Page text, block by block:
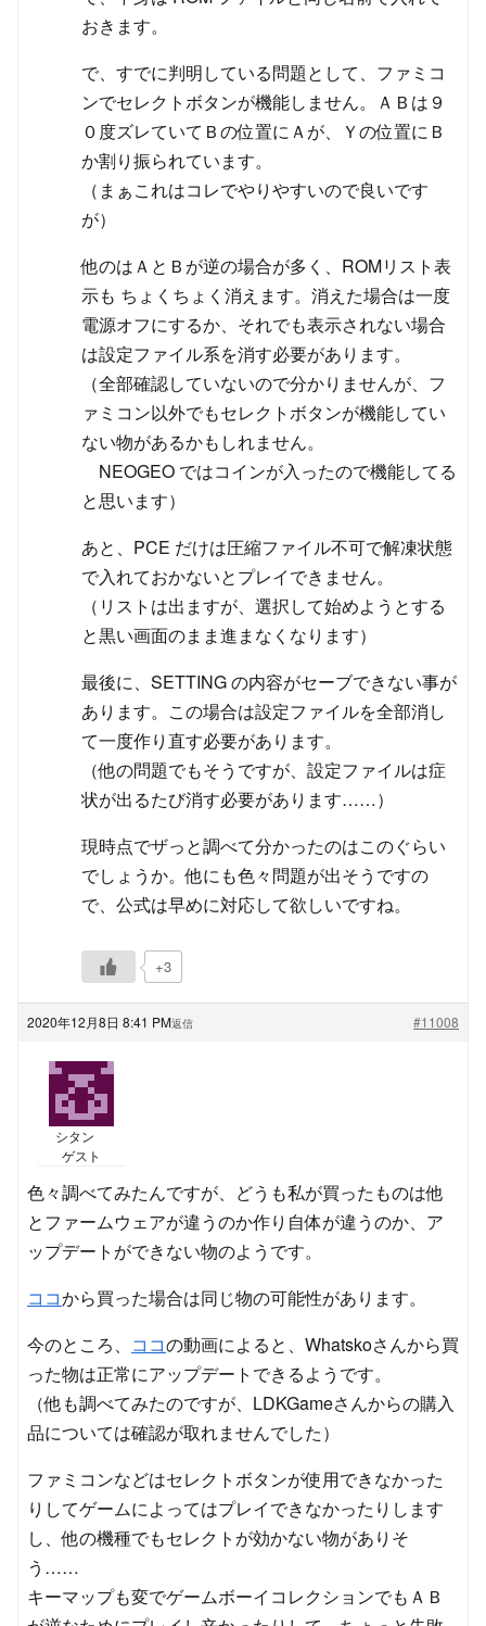
おきます。
で、すでに判明している問題として、ファミコ
ンでセレクトボタンが機能しません。ＡＢは９
０度ズレていてＢの位置にＡが、Ｙの位置にＢ
か割り振られています。
（まぁこれはコレでやりやすいので良いです
が）
他のはＡとＢが逆の場合が多く、ROMリスト表
示も ちょくちょく消えます。消えた場合は一度
電源オフにするか、それでも表示されない場合
は設定ファイル系を消す必要があります。
（全部確認していないので分かりませんが、フ
ァミコン以外でもセレクトボタンが機能してい
ない物があるかもしれません。
NEOGEO ではコインが入ったので機能してる
と思います）
あと、PCE だけは圧縮ファイル不可で解凍状態
で入れておかないとプレイできません。
（リストは出ますが、選択して始めようとする
と黒い画面のまま進まなくなります）
最後に、SETTING の内容がセーブできない事が
あります。この場合は設定ファイルを全部消し
て一度作り直す必要があります。
（他の問題でもそうですが、設定ファイルは症
状が出るたび消す必要があります……）
現時点でザっと調べて分かったのはこのぐらい
でしょうか。他にも色々問題が出そうですの
で、公式は早めに対応して欲しいですね。
+3
2020年12月8日 8:41 PM #11008
返信
シタン
ゲスト
色々調べてみたんですが、どうも私が買ったものは他
とファームウェアが違うのか作り自体が違うのか、ア
ップデートができない物のようです。
ココから買った場合は同じ物の可能性があります。
今のところ、 ココの動画によると、Whatskoさんから買
った物は正常にアップデートできるようです。
（他も調べてみたのですが、LDKGameさんからの購入
品については確認が取れませんでした）
ファミコンなどはセレクトボタンが使用できなかった
りしてゲームによってはプレイできなかったりします
し、他の機種でもセレクトが効かない物がありそ
う……
キーマップも変でゲームボーイコレクションでもＡＢ